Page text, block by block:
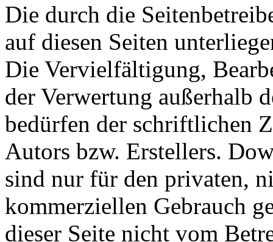
Die durch die
auf diesen Seiten
Die Vervielfältigung,
der Verwertung außerhalb
bedürfen der schriftlichen
Autors bzw. Erstellers.
sind nur für den privaten,
kommerziellen Gebrauch
dieser Seite nicht vom